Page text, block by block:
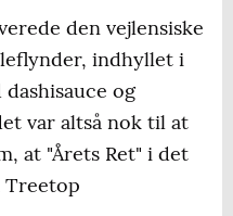
den vejlensiske
indhyllet i
og
var altså nok til at
at "Årets Ret" i det
Treetop